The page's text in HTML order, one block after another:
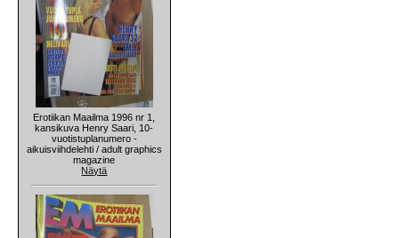
Erotiikan Maailma 1996 nr 1,
kansikuva Henry Saari, 10-
vuotistuplanumero -
aikuisviihdelehti / adult graphics
magazine
Näytä